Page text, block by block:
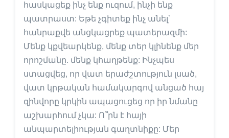
հասկացեք ինչ ենք ուզում, ինչի ենք
պատրաստ: Եթե չգիտեք ինչ անել՝
հանրաքվե անցկացրեք պատերազմի:
Մենք կքվեարկենք, մենք տեր կլինենք մեր
որոշմանը. մենք կհաղթենք: Ինչպես
ստացվեց, որ վատ երաժշտություն լսած,
վատ կրթական համակարգով անցած հայ
զինվորը կրկին ապացուցեց որ իր նմանը
աշխարհում չկա: Ո՞րն է հայի
անպարտելիության գաղտնիքը: Մեր